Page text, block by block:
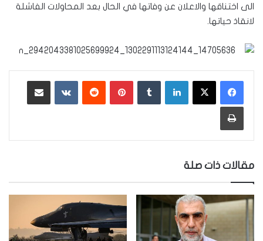
الى اختناقها والاعلان عن وفاتها في الحال بعد المحاولات الفاشلة
لانقاذ حياتها.
لينكدإن بينتيريست ‏VKontakte
طباعة
مقالات ذات صلة